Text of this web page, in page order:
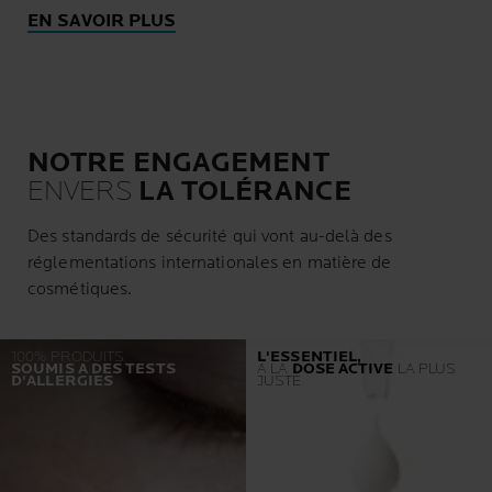
EN SAVOIR PLUS
NOTRE ENGAGEMENT
ENVERS LA TOLÉRANCE
Des standards de sécurité qui vont au-delà des
réglementations internationales en matière de
cosmétiques.
100% PRODUITS
SOUMIS A DES TESTS
D'ALLERGIES
L'ESSENTIEL,
À LA DOSE ACTIVE LA PLUS
JUSTE